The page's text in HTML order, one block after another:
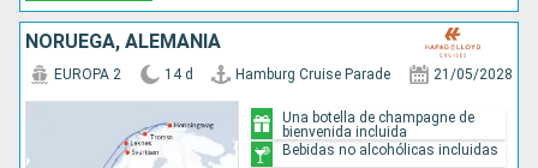
NORUEGA, ALEMANIA
EUROPA 2 14 d Hamburg Cruise Parade 21/05/2028
Una botella de champagne de
bienvenida incluida
Bebidas no alcohólicas incluidas